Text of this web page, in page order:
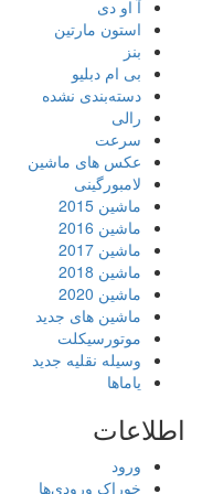
آ او دی
استون مارتین
بنز
بی ام دبلیو
دسته‌بندی نشده
رالی
سرعت
عکس های ماشین
لامبورگینی
ماشین 2015
ماشین 2016
ماشین 2017
ماشین 2018
ماشین 2020
ماشین های جدید
موتورسیکلت
وسیله نقلیه جدید
یاماها
اطلاعات
ورود
خوراک ورودی‌ها